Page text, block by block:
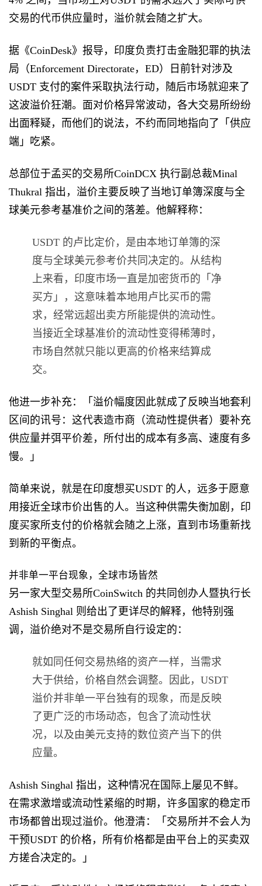
交易的代币供应量时，溢价就会随之扩大。
据《CoinDesk》报导，印度负责打击金融犯罪的执法
局（Enforcement Directorate，ED）日前针对涉及
USDT 支付的案件采取执法行动，随后市场就迎来了
这波溢价狂潮。面对价格异常波动，各大交易所纷纷
出面释疑，而他们的说法，不约而同地指向了「供应
端」吃紧。
总部位于孟买的交易所CoinDCX 执行副总裁Minal
Thukral 指出，溢价主要反映了当地订单簿深度与全
球美元参考基准价之间的落差。他解释称：
USDT 的卢比定价，是由本地订单簿的深
度与全球美元参考价共同决定的。从结构
上来看，印度市场一直是加密货币的「净
买方」，这意味着本地用卢比买币的需
求，经常远超出卖方所能提供的流动性。
当接近全球基准价的流动性变得稀薄时，
市场自然就只能以更高的价格来结算成
交。
他进一步补充：「溢价幅度因此就成了反映当地套利
区间的讯号：这代表造市商（流动性提供者）要补充
供应量并弭平价差，所付出的成本有多高、速度有多
慢。」
简单来说，就是在印度想买USDT 的人，远多于愿意
用接近全球市价出售的人。当这种供需失衡加剧，印
度买家所支付的价格就会随之上涨，直到市场重新找
到新的平衡点。
并非单一平台现象，全球市场皆然
另一家大型交易所CoinSwitch 的共同创办人暨执行长
Ashish Singhal 则给出了更详尽的解释，他特别强
调，溢价绝对不是交易所自行设定的：
就如同任何交易热络的资产一样，当需求
大于供给，价格自然会调整。因此，USDT
溢价并非单一平台独有的现象，而是反映
了更广泛的市场动态，包含了流动性状
况，以及由美元支持的数位资产当下的供
应量。
Ashish Singhal 指出，这种情况在国际上屡见不鲜。
在需求激增或流动性紧缩的时期，许多国家的稳定币
市场都曾出现过溢价。他澄清：「交易所并不会人为
干预USDT 的价格，所有价格都是由平台上的买卖双
方搓合决定的。」